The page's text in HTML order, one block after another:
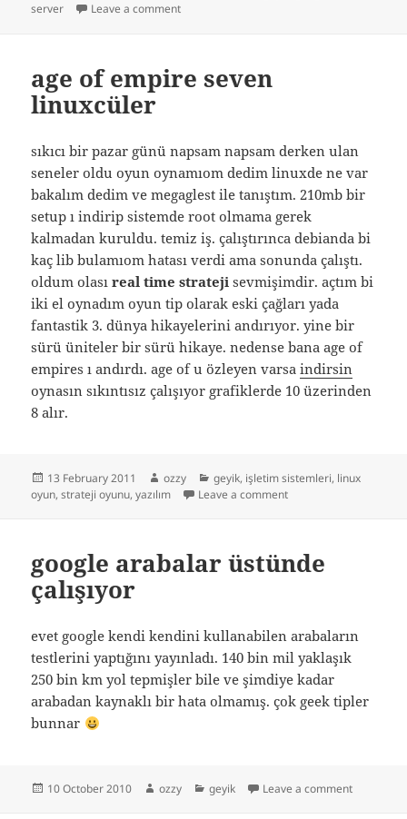
on
server
Leave a commenton google serverı
age of empire seven
linuxcüler
sıkıcı bir pazar günü napsam napsam derken ulan
seneler oldu oyun oynamıom dedim linuxde ne var
bakalım dedim ve megaglest ile tanıştım. 210mb bir
setup ı indirip sistemde root olmama gerek
kalmadan kuruldu. temiz iş. çalıştırınca debianda bi
kaç lib bulamıom hatası verdi ama sonunda çalıştı.
oldum olasıreal time strateji sevmişimdir. açtım bi
iki el oynadım oyun tip olarak eski çağları yada
fantastik 3. dünya hikayelerini andırıyor. yine bir
sürü üniteler bir sürü hikaye. nedense bana age of
empires ı andırdı. age of u özleyen varsaindirsin
oynasın sıkıntısız çalışıyor grafiklerde 10 üzerinden
8 alır.
Posted
on
13 February 2011 Author
ozzy Categories
geyik, işletim sistemleri, linux
oyun,strateji oyunu,yazılım Leave a commenton age of empire
google arabalar üstünde
çalışıyor
evet google kendi kendini kullanabilen arabaların
testlerini yaptığını yayınladı. 140 bin mil yaklaşık
250 bin km yol tepmişler bile ve şimdiye kadar
arabadan kaynaklı bir hata olmamış. çok geek tipler
bunnar
Posted
10 October 2010 Author
ozzy Categories
geyik Leave a commenton google